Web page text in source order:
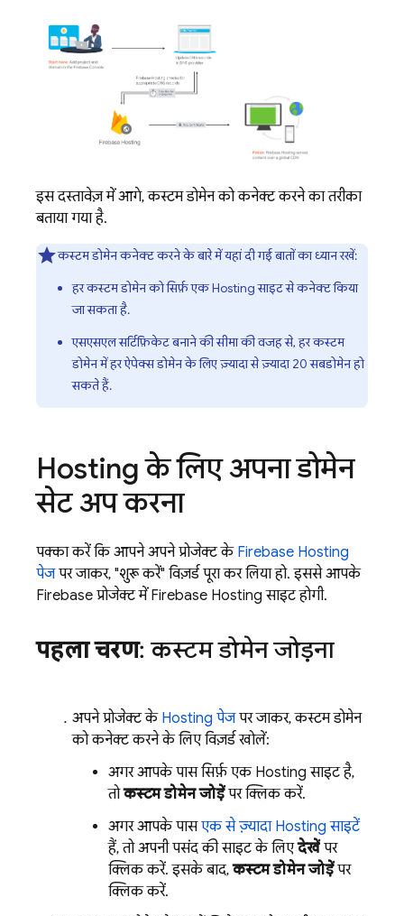
इस दस्तावेज़ में आगे, कस्टम डोमेन को कनेक्ट करने का तरीका
बताया गया है.
कस्टम डोमेन कनेक्ट करने के बारे में यहां दी गई बातों का ध्यान रखें:
हर कस्टम डोमेन को सिर्फ़ एकHostingसाइट से कनेक्ट किया
जा सकता है.
एसएसएल सर्टिफ़िकेट बनाने की सीमा की वजह से, हर कस्टम
डोमेन में हर ऐपेक्स डोमेन के लिए ज़्यादा से ज़्यादा 20 सबडोमेन हो
सकते हैं.
Hostingके लिए अपना डोमेन
सेट अप करना
पक्का करें कि आपने अपने प्रोजेक्ट के Firebase Hosting
पेजपर जाकर, "शुरू करें" विज़र्ड पूरा कर लिया हो. इससे आपके
Firebase प्रोजेक्ट मेंFirebase Hosting साइट होगी.
पहला चरण: कस्टम डोमेन जोड़ना
अपने प्रोजेक्ट के Hosting पेजपर जाकर, कस्टम डोमेन
को कनेक्ट करने के लिए विज़र्ड खोलें:
अगर आपके पास सिर्फ़ एक Hosting साइट है,
तोकस्टम डोमेन जोड़ेंपर क्लिक करें.
अगर आपके पासएक से ज़्यादा Hosting साइटें
हैं, तो अपनी पसंद की साइट के लिएदेखेंपर
क्लिक करें. इसके बाद,कस्टम डोमेन जोड़ेंपर
क्लिक करें.